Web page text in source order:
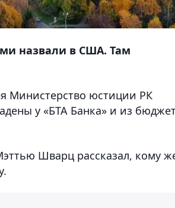
назвали в США. Там
Министерство юстиции РК
у «БТА Банка» и из
Шварц рассказал, кому